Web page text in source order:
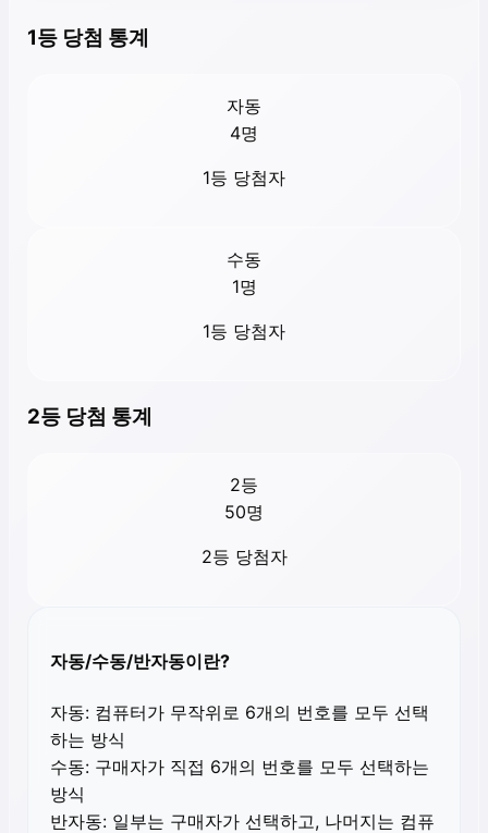
1등 당첨 통계
자동
4명
1등 당첨자
수동
1명
1등 당첨자
2등 당첨 통계
2등
50명
2등 당첨자
자동/수동/반자동이란?
자동: 컴퓨터가 무작위로 6개의 번호를 모두 선택
하는 방식
수동: 구매자가 직접 6개의 번호를 모두 선택하는
방식
반자동: 일부는 구매자가 선택하고, 나머지는 컴퓨